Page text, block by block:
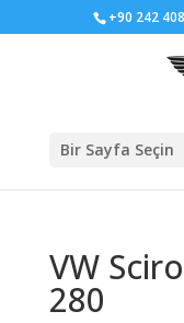
+90 242
Bir Sayfa Seçin
VW
280